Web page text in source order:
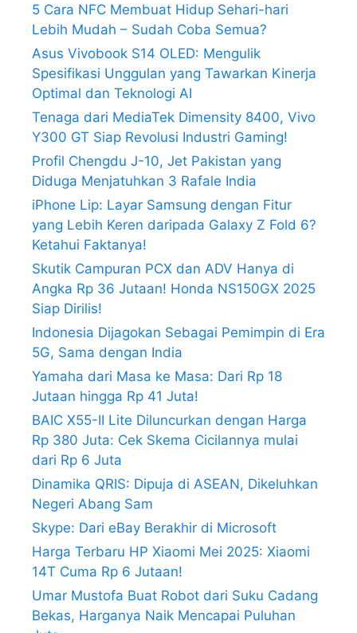
5 Cara NFC Membuat Hidup Sehari-hari
Lebih Mudah – Sudah Coba Semua?
Asus Vivobook S14 OLED: Mengulik
Spesifikasi Unggulan yang Tawarkan Kinerja
Optimal dan Teknologi AI
Tenaga dari MediaTek Dimensity 8400, Vivo
Y300 GT Siap Revolusi Industri Gaming!
Profil Chengdu J-10, Jet Pakistan yang
Diduga Menjatuhkan 3 Rafale India
iPhone Lip: Layar Samsung dengan Fitur
yang Lebih Keren daripada Galaxy Z Fold 6?
Ketahui Faktanya!
Skutik Campuran PCX dan ADV Hanya di
Angka Rp 36 Jutaan! Honda NS150GX 2025
Siap Dirilis!
Indonesia Dijagokan Sebagai Pemimpin di Era
5G, Sama dengan India
Yamaha dari Masa ke Masa: Dari Rp 18
Jutaan hingga Rp 41 Juta!
BAIC X55-II Lite Diluncurkan dengan Harga
Rp 380 Juta: Cek Skema Cicilannya mulai
dari Rp 6 Juta
Dinamika QRIS: Dipuja di ASEAN, Dikeluhkan
Negeri Abang Sam
Skype: Dari eBay Berakhir di Microsoft
Harga Terbaru HP Xiaomi Mei 2025: Xiaomi
14T Cuma Rp 6 Jutaan!
Umar Mustofa Buat Robot dari Suku Cadang
Bekas, Harganya Naik Mencapai Puluhan